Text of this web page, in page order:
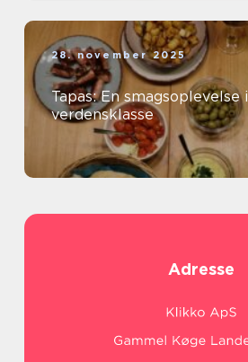
28. november 2025
Tapas: En smagsoplevelse i
verdensklasse
Adresse